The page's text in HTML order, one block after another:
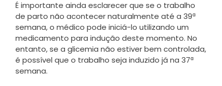
É importante ainda esclarecer que se o trabalho
de parto não acontecer naturalmente até a 39ª
semana, o médico pode iniciá-lo utilizando um
medicamento para indução deste momento. No
entanto, se a glicemia não estiver bem controlada,
é possível que o trabalho seja induzido já na 37ª
semana.